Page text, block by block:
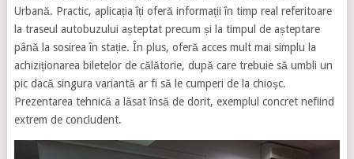
Urbană. Practic, aplicația îți oferă informații în timp real referitoare
la traseul autobuzului așteptat precum și la timpul de așteptare
până la sosirea în stație. În plus, oferă acces mult mai simplu la
achiziționarea biletelor de călătorie, după care trebuie să umbli un
pic dacă singura variantă ar fi să le cumperi de la chioșc.
Prezentarea tehnică a lăsat însă de dorit, exemplul concret nefiind
extrem de concludent.